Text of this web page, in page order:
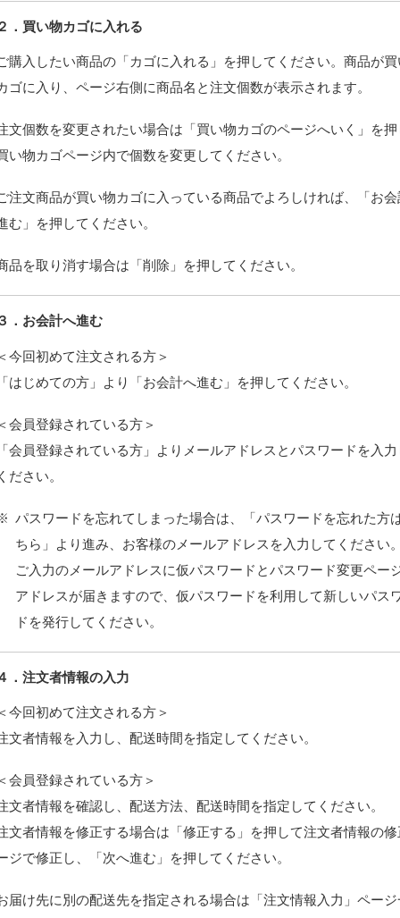
．買い物カゴに入れる
購入したい商品の「カゴに入れる」を押してください。商品が買
ゴに入り、ページ右側に商品名と注文個数が表示されます。
文個数を変更されたい場合は「買い物カゴのページへいく」を押
い物カゴページ内で個数を変更してください。
注文商品が買い物カゴに入っている商品でよろしければ、「お会
む」を押してください。
品を取り消す場合は「削除」を押してください。
．お会計へ進む
今回初めて注文される方＞
はじめての方」より「お会計へ進む」を押してください。
会員登録されている方＞
会員登録されている方」よりメールアドレスとパスワードを入力
ださい。
パスワードを忘れてしまった場合は、「パスワードを忘れた方
ちら」より進み、お客様のメールアドレスを入力してください。
ご入力のメールアドレスに仮パスワードとパスワード変更ペー
アドレスが届きますので、仮パスワードを利用して新しいパス
ドを発行してください。
．注文者情報の入力
今回初めて注文される方＞
文者情報を入力し、配送時間を指定してください。
会員登録されている方＞
文者情報を確認し、配送方法、配送時間を指定してください。
文者情報を修正する場合は「修正する」を押して注文者情報の修
ジで修正し、「次へ進む」を押してください。
届け先に別の配送先を指定される場合は「注文情報入力」ページ